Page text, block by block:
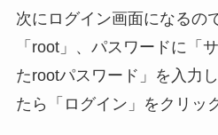
次にログイン画面になるの
「root」、パスワードに「
たrootパスワード」を入力
たら「ログイン」をクリッ